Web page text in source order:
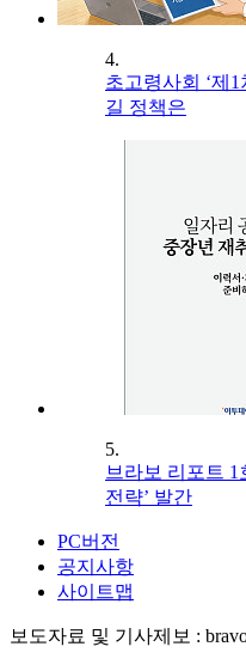
4.
초고령사회 ‘제
길 정책은
5.
브라보 리포트 1
전략’ 발간
PC버전
공지사항
사이트맵
보도자료 및 기사제보 :